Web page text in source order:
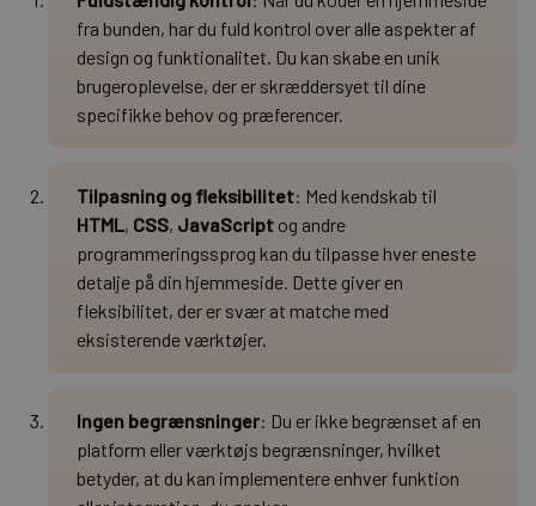
fra bunden, har du fuld kontrol over alle aspekter af
design og funktionalitet. Du kan skabe en unik
brugeroplevelse, der er skræddersyet til dine
specifikke behov og præferencer.
Tilpasning og fleksibilitet: Med kendskab til
HTML , CSS, JavaScript og andre
programmeringssprog kan du tilpasse hver eneste
detalje på din hjemmeside. Dette giver en
fleksibilitet, der er svær at matche med
eksisterende værktøjer.
Ingen begrænsninger: Du er ikke begrænset af en
platform eller værktøjs begrænsninger, hvilket
betyder, at du kan implementere enhver funktion